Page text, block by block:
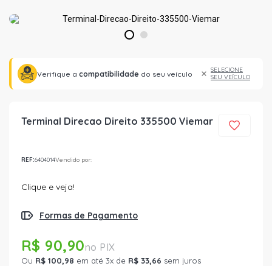
1 2
Verifique a compatibilidade do seu veículo
SELECIONE
SEU VEÍCULO
Terminal Direcao Direito 335500 Viemar
REF:6404014Vendido por:
Clique e veja!
Formas de Pagamento
R$ 90,90
Ou R$ 100,98 em até 3x de R$ 33,66 sem juros